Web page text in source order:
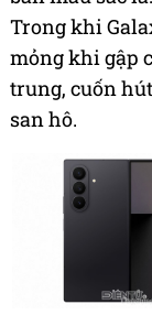
Trong khi
mỏng khi gập
trung, cuốn
san hô.